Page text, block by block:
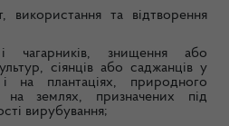
та відтворення
чагарників, знищення або
сіянців або саджанців у
на плантаціях, природного
на землях, призначених під
вирубування;